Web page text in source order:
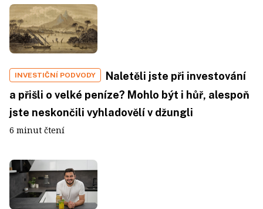
INVESTIČNÍ PODVODY
Naletěli jste při investování
a přišli o velké peníze? Mohlo být i hůř, alespoň
jste neskončili vyhladovělí v džungli
6 minut čtení